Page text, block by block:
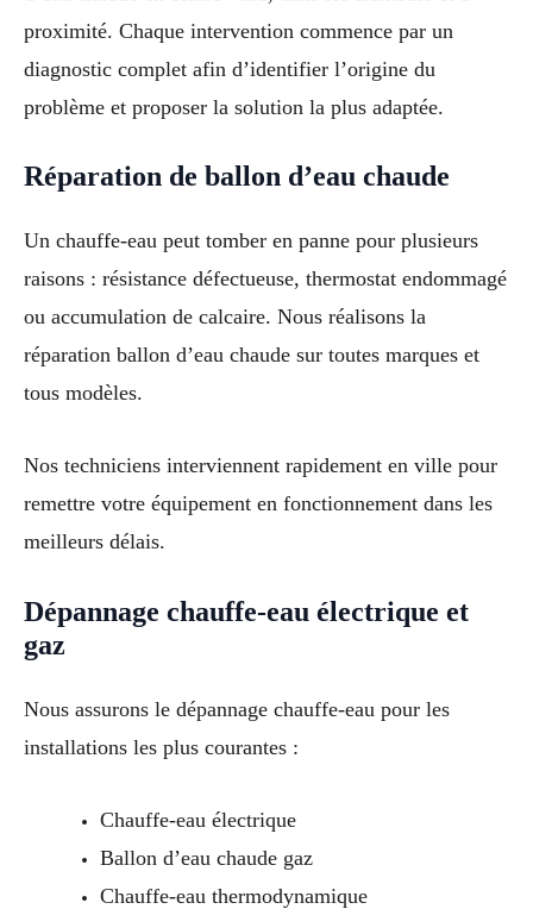
proximité. Chaque intervention commence par un
diagnostic complet afin d’identifier l’origine du
problème et proposer la solution la plus adaptée.
Réparation de ballon d’eau chaude
Un chauffe-eau peut tomber en panne pour plusieurs
raisons : résistance défectueuse, thermostat endommagé
ou accumulation de calcaire. Nous réalisons la
réparation ballon d’eau chaude sur toutes marques et
tous modèles.
Nos techniciens interviennent rapidement en ville pour
remettre votre équipement en fonctionnement dans les
meilleurs délais.
Dépannage chauffe-eau électrique et
gaz
Nous assurons le dépannage chauffe-eau pour les
installations les plus courantes :
Chauffe-eau électrique
Ballon d’eau chaude gaz
Chauffe-eau thermodynamique